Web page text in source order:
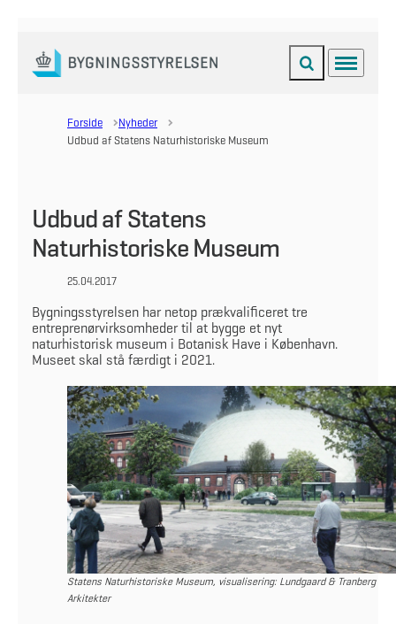
Gå til forsiden Fold søgefelt ud
Menu
Forside
Nyheder
Udbud af Statens Naturhistoriske Museum
Udbud af Statens
Naturhistoriske Museum
25.04.2017
Bygningsstyrelsen har netop prækvalificeret tre
entreprenørvirksomheder til at bygge et nyt
naturhistorisk museum i Botanisk Have i København.
Museet skal stå færdigt i 2021.
Statens Naturhistoriske Museum, visualisering: Lundgaard & Tranberg
Arkitekter